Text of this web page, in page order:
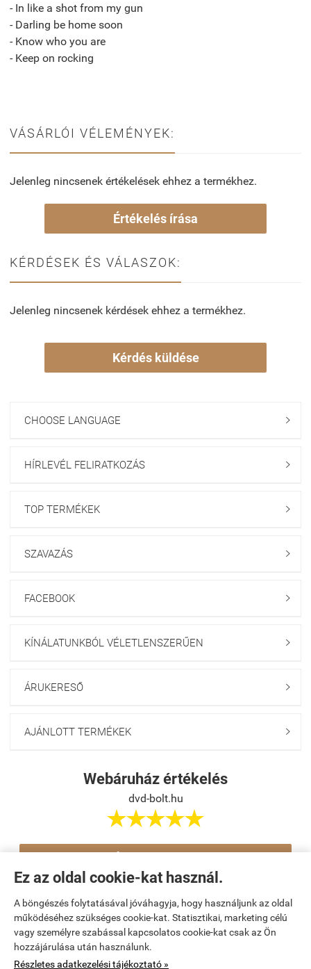
Ez az oldal cookie-kat használ.
A böngészés folytatásával jóváhagyja, hogy használjunk az oldal
működéséhez szükséges cookie-kat. Statisztikai, marketing célú
vagy személyre szabással kapcsolatos cookie-kat csak az Ön
hozzájárulása után használunk.
Részletes adatkezelési tájékoztató »
- In like a shot from my gun
- Darling be home soon
- Know who you are
- Keep on rocking
VÁSÁRLÓI VÉLEMÉNYEK:
Jelenleg nincsenek értékelések ehhez a termékhez.
Értékelés írása
KÉRDÉSEK ÉS VÁLASZOK:
Jelenleg nincsenek kérdések ehhez a termékhez.
Kérdés küldése
CHOOSE LANGUAGE 
HÍRLEVÉL FELIRATKOZÁS 
TOP TERMÉKEK 
SZAVAZÁS 
FACEBOOK 
KÍNÁLATUNKBÓL VÉLETLENSZERŰEN 
ÁRUKERESŐ 
AJÁNLOTT TERMÉKEK 
Webáruház értékelés
dvd-bolt.hu

Navigáció
Saját fiók